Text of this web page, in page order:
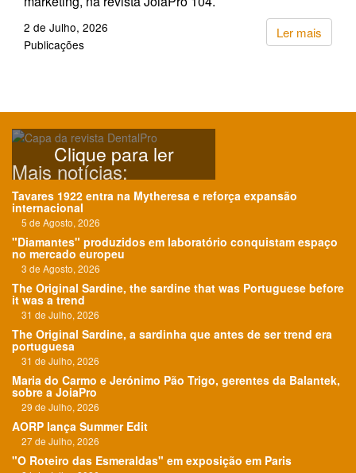
Ler mais
2 de Julho, 2026
Publicações
Clique para ler
Mais notícias:
Tavares 1922 entra na Mytheresa e reforça expansão
internacional
5 de Agosto, 2026
"Diamantes" produzidos em laboratório conquistam espaço
no mercado europeu
3 de Agosto, 2026
The Original Sardine, the sardine that was Portuguese before
it was a trend
31 de Julho, 2026
The Original Sardine, a sardinha que antes de ser trend era
portuguesa
31 de Julho, 2026
Maria do Carmo e Jerónimo Pão Trigo, gerentes da Balantek,
sobre a JoiaPro
29 de Julho, 2026
AORP lança Summer Edit
27 de Julho, 2026
"O Roteiro das Esmeraldas" em exposição em Paris